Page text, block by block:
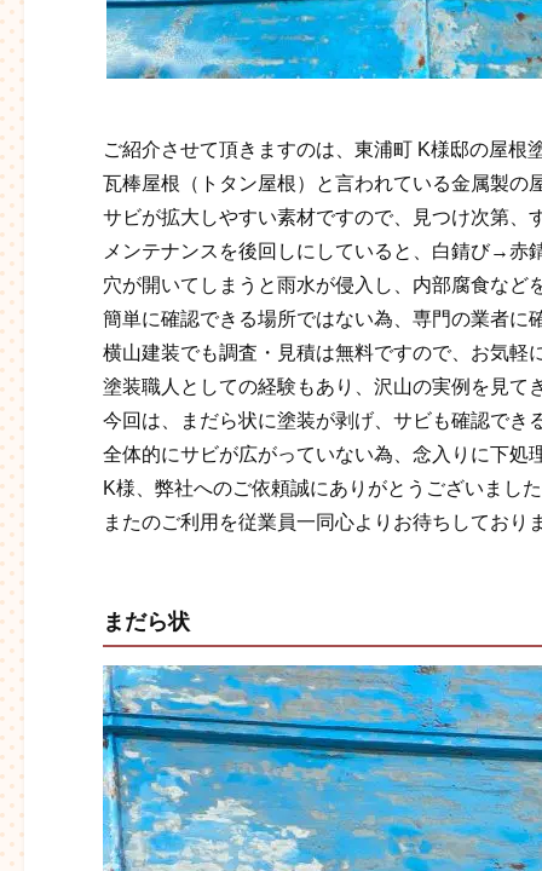
ご紹介させて頂きますのは、東浦町 K様邸の屋根
瓦棒屋根（トタン屋根）と言われている金属製の
サビが拡大しやすい素材ですので、見つけ次第、
メンテナンスを後回しにしていると、白錆び→
穴が開いてしまうと雨水が侵入し、内部腐食な
簡単に確認できる場所ではない為、専門の業者に
横山建装でも調査・見積は無料ですので、お気軽
塗装職人としての経験もあり、沢山の実例を見て
今回は、まだら状に塗装が剥げ、サビも確認でき
全体的にサビが広がっていない為、念入りに下処
K様、弊社へのご依頼誠にありがとうございまし
またのご利用を従業員一同心よりお待ちしており
まだら状